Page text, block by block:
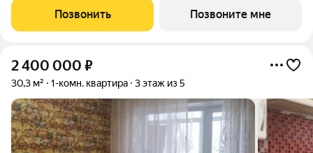
Кирпично-монолитный дом выполнен в современном стиле, с
теплым натуральным кирпичом
Позвонить Позвоните мне
2 400 000 ₽
30,3 м² 1-комн. квартира 3 этаж из 5